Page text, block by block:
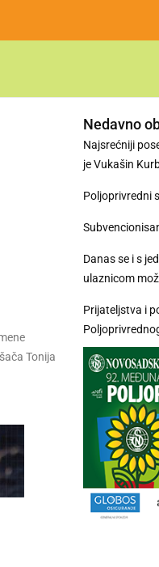
Tonija
Nedavno
Najsrećniji
je Vukašin
Poljoprivredni
Danas se i s
ulaznicom
Prijateljstva i